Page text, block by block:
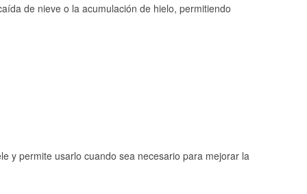
de nieve o la acumulación de hielo, permitiendo
y permite usarlo cuando sea necesario para mejorar la